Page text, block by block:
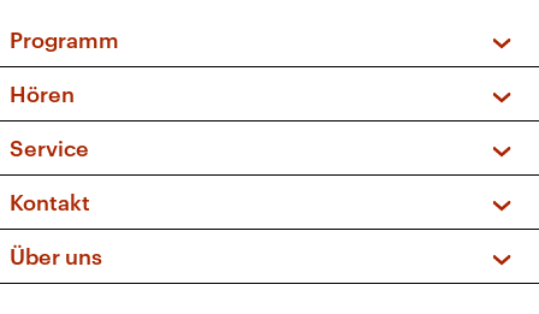
Programm
Sendungen und Podcasts
Musikliste
Kakadu – Das Kinderprogramm
Hören
Frequenzen (UKW + DAB+)
Service
FAQ
Apps
Newsletter
Kontakt
Social Media
Über uns